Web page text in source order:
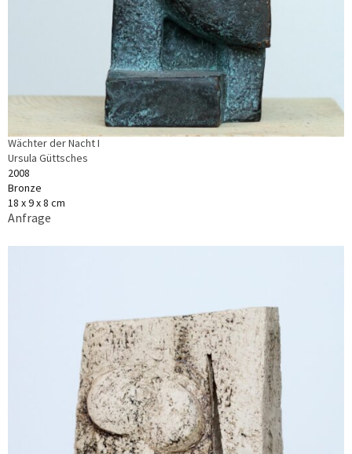
Wächter der Nacht I
Ursula Güttsches
2008
Bronze
18 x 9 x 8 cm
Anfrage